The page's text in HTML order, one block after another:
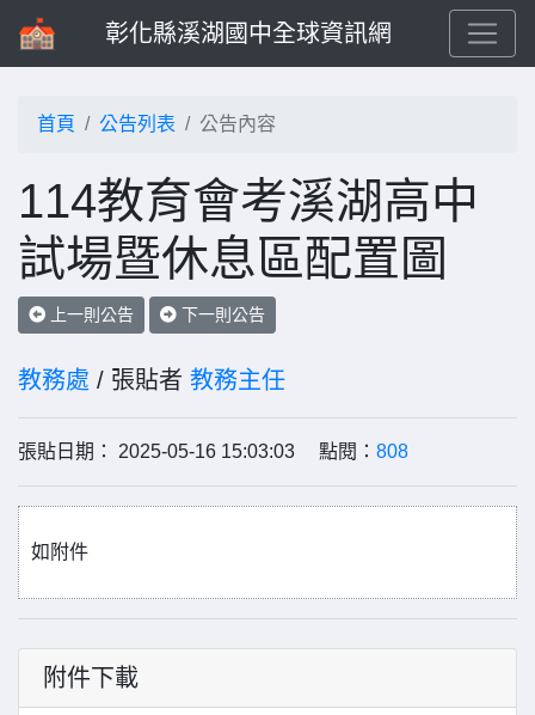
彰化縣溪湖國中全球資訊網
首頁 公告列表 公告內容
114教育會考溪湖高中
試場暨休息區配置圖
上一則公告 下一則公告
教務處 / 張貼者 教務主任
張貼日期： 2025-05-16 15:03:03 點閱： 808
如附件
附件下載